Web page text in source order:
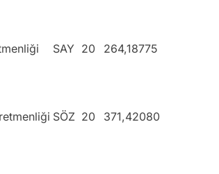
SAY 20 264,18775
SÖZ 20 371,42080